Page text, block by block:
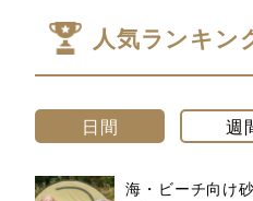
人気ランキン
日間 週
海・ビーチ向け